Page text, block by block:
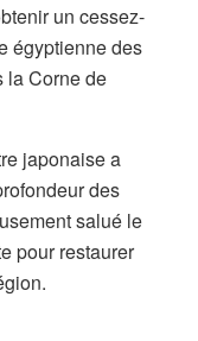
un cessez-
égyptienne des
la Corne de
japonaise a
des
salué le
pour restaurer